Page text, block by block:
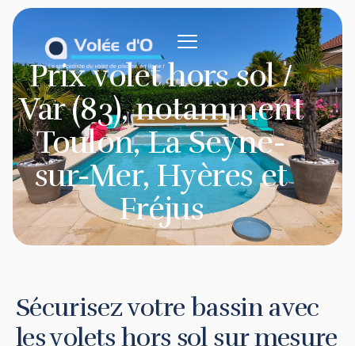
principal
Prix volet hors sol /
Var (83), notamment
Toulon, La Seyne-
sur-Mer, Hyères et
Fréjus
Sécurisez votre bassin avec
les volets hors sol sur mesure